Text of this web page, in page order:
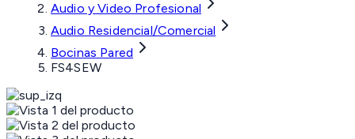
Audio y Video Profesional
Audio Residencial/Comercial
Bocinas Pared
FS4SEW